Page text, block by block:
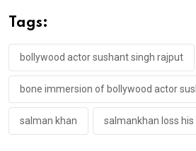
Tags:
bollywood actor sushant singh rajput
bone immersion of bollywood actor
salman khan salmankhan loss